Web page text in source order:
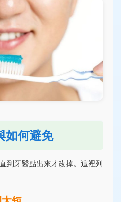
如何避免
到牙醫點出來才改掉。這裡列